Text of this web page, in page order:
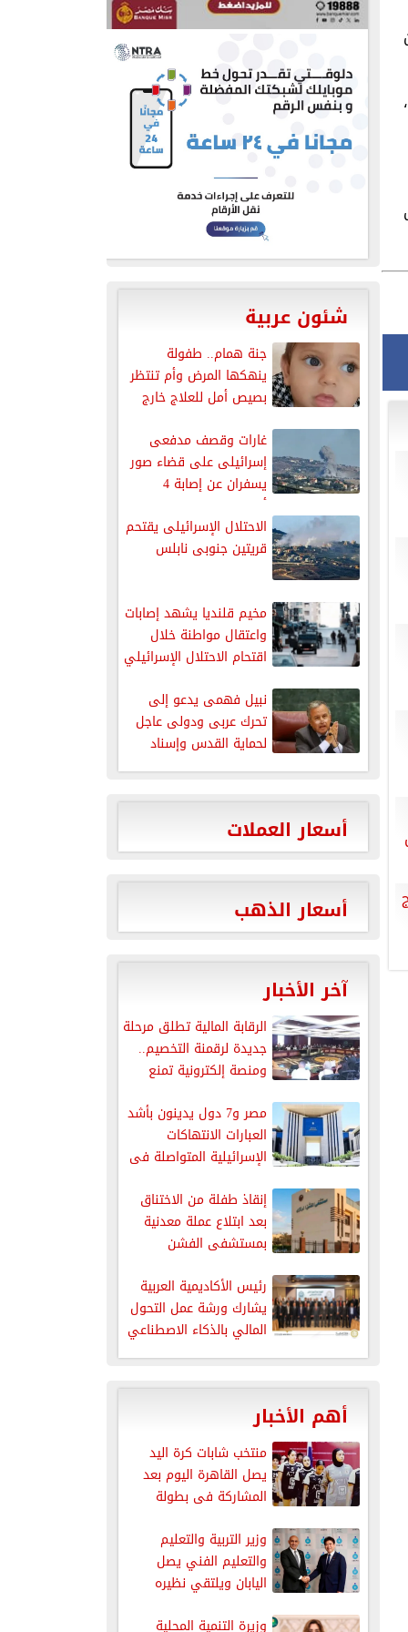
شئون عربية
جنة همام.. طفولة
ينهكها المرض وأم تنتظر
بصيص أمل للعلاج خارج
غارات وقصف مدفعى
إسرائيلى على قضاء صور
يسفران عن إصابة 4
أشخاص
الاحتلال الإسرائيلى يقتحم
قريتين جنوبى نابلس
مخيم قلنديا يشهد إصابات
واعتقال مواطنة خلال
اقتحام الاحتلال الإسرائيلي
نبيل فهمى يدعو إلى
تحرك عربى ودولى عاجل
لحماية القدس وإسناد
صمود...
أسعار العملات
أسعار الذهب
آخر الأخبار
الرقابة المالية تطلق مرحلة
جديدة لرقمنة التخصيم..
ومنصة إلكترونية تمنع
مصر و7 دول يدينون بأشد
العبارات الانتهاكات
الإسرائيلية المتواصلة فى
إنقاذ طفلة من الاختناق
بعد ابتلاع عملة معدنية
بمستشفى الفشن
رئيس الأكاديمية العربية
يشارك ورشة عمل التحول
المالي بالذكاء الاصطناعي
في ليبيا
أهم الأخبار
منتخب شابات كرة اليد
يصل القاهرة اليوم بعد
المشاركة فى بطولة
وزير التربية والتعليم
والتعليم الفني يصل
اليابان ويلتقي نظيره
نجاحات...
وزيرة التنمية المحلية